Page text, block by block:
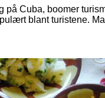
Cuba, boomer
blant turistene.